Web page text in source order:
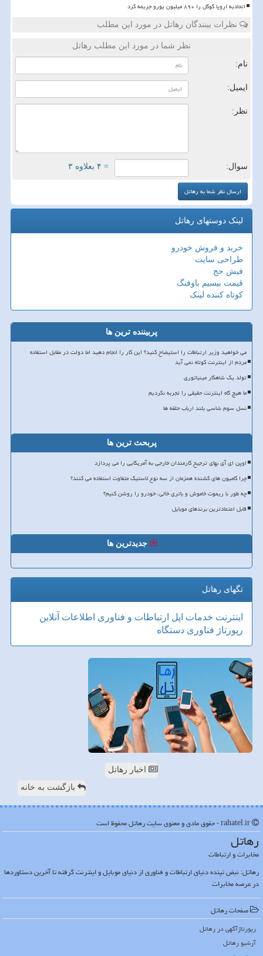
اتحادیه اروپا گوگل را ۸۹۰ میلیون یورو جریمه کرد
نظرات بینندگان رهاتل در مورد این مطلب
نظر شما در مورد این مطلب رهاتل
نام:
ایمیل:
نظر:
سوال: = ۴ بعلاوه ۳
لینک دوستهای رهاتل
خرید و فروش خودرو
طراحی سایت
فیش حج
قیمت بیسیم باوفنگ
کوتاه کننده لینک
پربیننده ترین ها
می خواهید وزیر ارتباطات را استیضاح کنید؟ این کار را انجام دهید اما دولت در مقابل استفاده
مردم از اینترنت کوتاه نمی آید
تولد یک شاهکار مینیاتوری
ما هیچ گاه اینترنت حقیقی را تجربه نکردیم
نسل سوم شاسی بلند ارباب حلقه ها
پربحث ترین ها
اوپن ای آی بهای ترجیح کارمندان خارجی به آمریکایی را می پردازد
چرا کامیون های کشنده همزمان از سه نوع لاستیک متفاوت استفاده می کنند؟
چه طور با ریموت خاموش و باتری خالی، خودرو را روشن کنیم؟
قابل اعتمادترین برندهای موبایل
جدیدترین ها
تگهای رهاتل
اینترنت خدمات اپل ارتباطات و فناوری اطلاعات آنلاین
رپورتاژ فناوری دستگاه
اخبار رهاتل
بازگشت به خانه
رهاتل
مخابرات و ارتباطات
رهاتل: نبض تپنده دنیای ارتباطات و فناوری از دنیای موبایل و اینترنت گرفته تا آخرین دستاوردها
در عرصه مخابرات
صفحات رهاتل
رپورتاژآگهی در رهاتل
آرشیو رهاتل